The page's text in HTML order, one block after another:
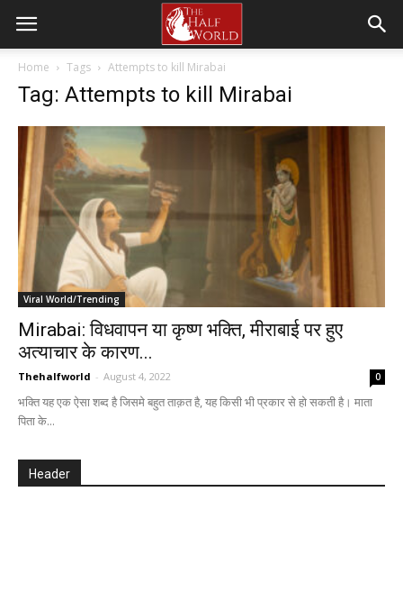
Home Tags Attempts to kill Mirabai
Tag: Attempts to kill Mirabai
Viral World/Trending
Mirabai: विधवापन या कृष्ण भक्ति, मीराबाई पर हुए
अत्याचार के कारण...
Thehalfworld - August 4, 2022 0
भक्ति यह एक ऐसा शब्द है जिसमे बहुत ताक़त है, यह किसी भी प्रकार से हो सकती है। माता
पिता के...
Header